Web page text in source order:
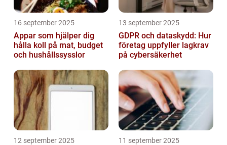
16 september 2025
Appar som hjälper dig
hålla koll på mat, budget
och hushållssysslor
13 september 2025
GDPR och dataskydd: Hur
företag uppfyller lagkrav
på cybersäkerhet
12 september 2025 11 september 2025